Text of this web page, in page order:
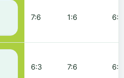
7:6 1:6 6:3
6:3 7:6 6:1